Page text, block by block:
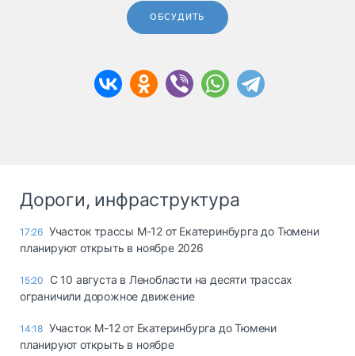
ОБСУДИТЬ
Дороги, инфраструктура
17:26 Участок трассы М-12 от Екатеринбурга до Тюмени
планируют открыть в ноябре 2026
15:20
С 10 августа в Ленобласти на десяти трассах
ограничили дорожное движение
14:18 Участок М-12 от Екатеринбурга до Тюмени
планируют открыть в ноябре